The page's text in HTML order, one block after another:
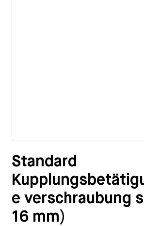
Standard
e verschraubung
16 mm)